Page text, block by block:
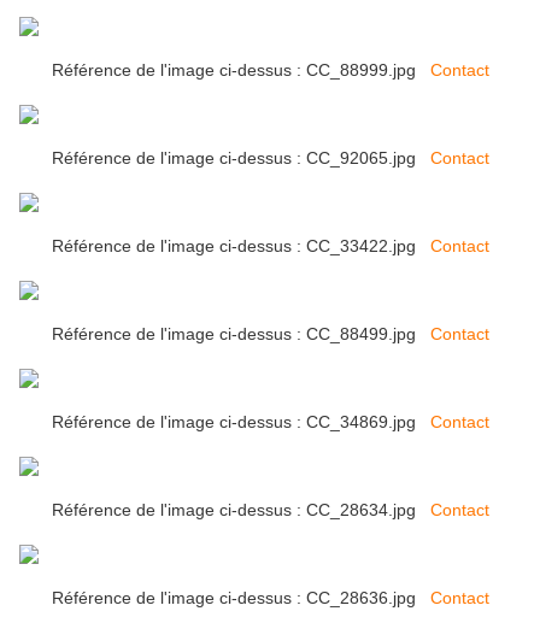
Référence de l'image ci-dessus : CC_88999.jpg Contact
Référence de l'image ci-dessus : CC_92065.jpg Contact
Référence de l'image ci-dessus : CC_33422.jpg Contact
Référence de l'image ci-dessus : CC_88499.jpg Contact
Référence de l'image ci-dessus : CC_34869.jpg Contact
Référence de l'image ci-dessus : CC_28634.jpg Contact
Référence de l'image ci-dessus : CC_28636.jpg Contact